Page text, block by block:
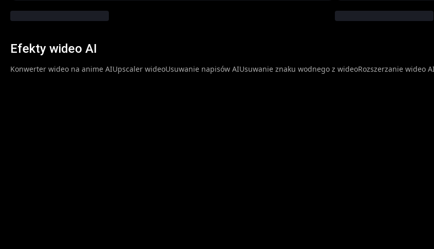
Efekty wideo AI
Konwerter wideo na anime AIUpscaler wideoUsuwanie napisów AIUsuwanie znaku wodnego z wideoRozszerzanie wideo AI